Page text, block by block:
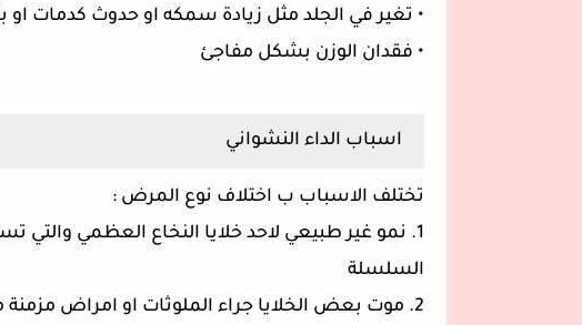
• تغير في الجلد مثل زيادة سمكه او حدوث كدمات او
• فقدان الوزن بشكل مفاجئ
اسباب الداء النشواني
تختلف الاسباب ب اختلاف نوع المرض :
1. نمو غير طبيعي لاحد خلايا النخاع العظمي والتي
السلسلة
2. موت بعض الخلايا جراء الملوثات او امراض